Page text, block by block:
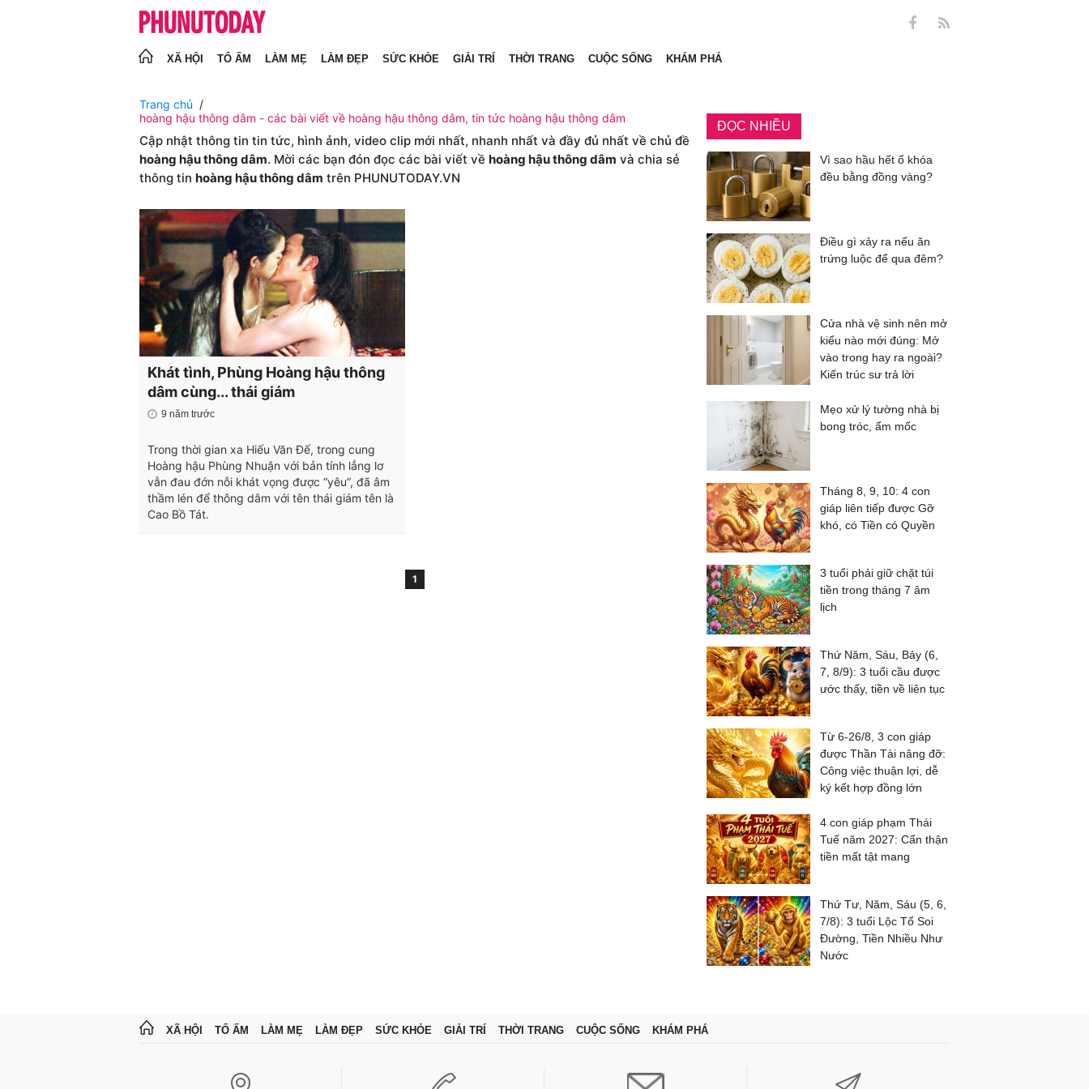
XÃ HỘI TỔ ẤM LÀM MẸ LÀM ĐẸP SỨC KHỎE GIẢI TRÍ THỜI TRANG CUỘC SỐNG KHÁM PHÁ
Trang chủ
hoàng hậu thông dâm - các bài viết về hoàng hậu thông dâm, tin tức hoàng hậu thông dâm
Cập nhật thông tin tin tức, hình ảnh, video clip mới nhất, nhanh nhất và đầy đủ nhất về chủ đề
hoàng hậu thông dâm. Mời các bạn đón đọc các bài viết về hoàng hậu thông dâm và chia sẻ
thông tin hoàng hậu thông dâm trên PHUNUTODAY.VN
Khát tình, Phùng Hoàng hậu thông
dâm cùng... thái giám
9 năm trước
Trong thời gian xa Hiếu Văn Đế, trong cung
Hoàng hậu Phùng Nhuận với bản tính lẳng lơ
vẫn đau đớn nỗi khát vọng được “yêu”, đã âm
thầm lén để thông dâm với tên thái giám tên là
Cao Bồ Tát.
1
ĐỌC NHIỀU
Vì sao hầu hết ổ khóa
đều bằng đồng vàng?
Điều gì xảy ra nếu ăn
trứng luộc để qua đêm?
Cửa nhà vệ sinh nên mở
kiểu nào mới đúng: Mở
vào trong hay ra ngoài?
Kiến trúc sư trả lời
Mẹo xử lý tường nhà bị
bong tróc, ẩm mốc
Tháng 8, 9, 10: 4 con
giáp liên tiếp được Gỡ
khó, có Tiền có Quyền
3 tuổi phải giữ chặt túi
tiền trong tháng 7 âm
lịch
Thứ Năm, Sáu, Bảy (6,
7, 8/9): 3 tuổi cầu được
ước thấy, tiền về liên tục
Từ 6-26/8, 3 con giáp
được Thần Tài nâng đỡ:
Công việc thuận lợi, dễ
ký kết hợp đồng lớn
4 con giáp phạm Thái
Tuế năm 2027: Cẩn thận
tiền mất tật mang
Thứ Tư, Năm, Sáu (5, 6,
7/8): 3 tuổi Lộc Tổ Soi
Đường, Tiền Nhiều Như
Nước
XÃ HỘI TỔ ẤM LÀM MẸ LÀM ĐẸP SỨC KHỎE GIẢI TRÍ THỜI TRANG CUỘC SỐNG KHÁM PHÁ